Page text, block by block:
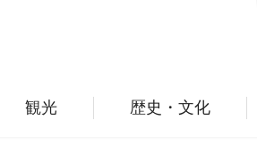
観光 歴史・文化